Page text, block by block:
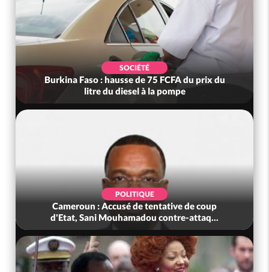
SOCIÉTÉ
Burkina Faso : hausse de 75 FCFA du prix du
litre du diesel à la pompe
POLITIQUE
Cameroun : Accusé de tentative de coup
d'Etat, Sani Mouhamadou contre-attaq...